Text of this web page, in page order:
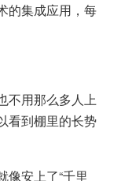
的集成应用，每
不用那么多人上
看到棚里的长势
像安上了“千里